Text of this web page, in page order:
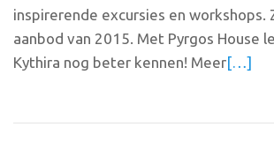
inspirerende excursies en workshops.
aanbod van 2015. Met Pyrgos House
Kythira nog beter kennen! Meer[…]